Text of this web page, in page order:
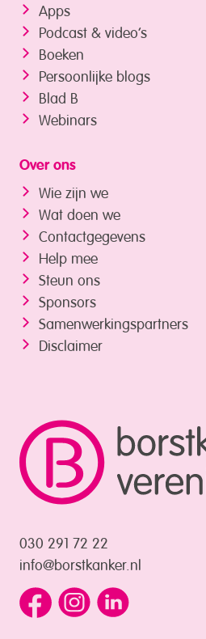
030 291 72 22
info@borstkanker.nl
Apps
Podcast & video’s
Boeken
Persoonlijke blogs
Blad B
Webinars
Over ons
Wie zijn we
Wat doen we
Contactgegevens
Help mee
Steun ons
Sponsors
Samenwerkings­partners
Disclaimer